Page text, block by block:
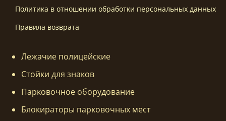
Политика в отношении обработки персональных данных
Правила возврата
Лежачие полицейские
Стойки для знаков
Парковочное оборудование
Блокираторы парковочных мест